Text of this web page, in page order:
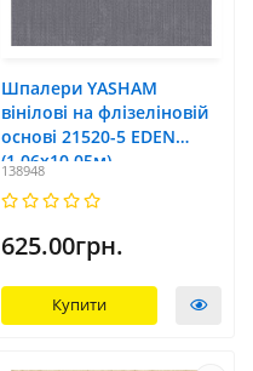
Шпалери YASHAM
вінілові на флізеліновій
основі 21520-5 EDEN
(1,06х10,05м)
138948
625.00грн.
Купити